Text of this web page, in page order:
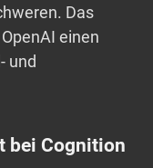
Das
einen
und
bei Cognition